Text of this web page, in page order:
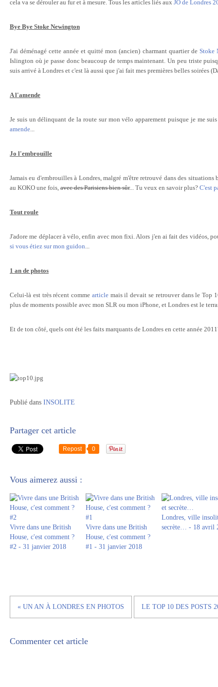
cela va se dérouler au fur et à mesure. Tous les articles liés aux JO de Londres
Bye Bye Stoke Newington
J'ai déménagé cette année et quitté mon (ancien) charmant quartier de Stoke
Islington où je passe donc beaucoup de temps maintenant. Un peu triste
suis arrivé à Londres et c'est là aussi que j'ai fait mes premières belles soirées
A l'amende
Je suis un délinquant de la route sur mon vélo apparement puisque je me
amende...
Jo l'embrouille
Jamais eu d'embrouilles à Londres, malgré m'être retrouvé dans des
au KOKO une fois, avec des Parisiens bien sûr... Tu veux en savoir plus? C'est
Tout roule
J'adore me déplacer à vélo, enfin avec mon fixi. Alors j'en ai fait des vidéos,
si vous étiez sur mon guidon...
1 an de photos
Celui-là est très récent comme articlemais il devait se retrouver dans le Top
plus de moments possible avec mon SLR ou mon iPhone, et Londres est le
Et de ton côté, quels ont été les faits marquants de Londres en cette année
Publié dans INSOLITE
Partager cet article
Repost 0
Vous aimerez aussi :
Vivre dans une British
House, c'est comment ?
#2 - 31 janvier 2018
Vivre dans une British
House, c'est comment ?
#1 - 31 janvier 2018
Londres, ville
secrète… - 18 avril
« UN AN À LONDRES EN PHOTOS LE TOP 10 DES POSTS
Commenter cet article